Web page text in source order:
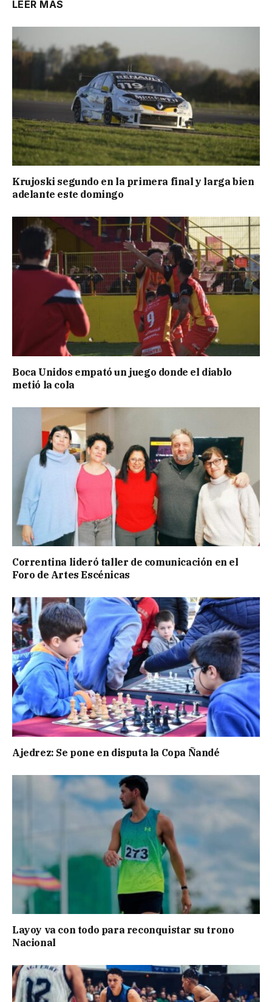
LEER MÁS
Krujoski segundo en la primera final y larga bien
adelante este domingo
Boca Unidos empató un juego donde el diablo
metió la cola
Correntina lideró taller de comunicación en el
Foro de Artes Escénicas
Ajedrez: Se pone en disputa la Copa Ñandé
Layoy va con todo para reconquistar su trono
Nacional